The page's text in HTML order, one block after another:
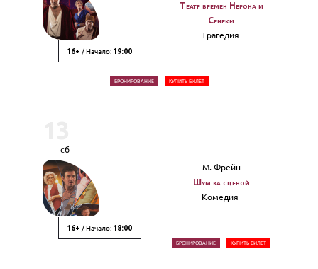
16+ / Начало: 19:00
Театр времён Нерона и
Сенеки
Трагедия
БРОНИРОВАНИЕ КУПИТЬ БИЛЕТ
сб
16+ / Начало: 18:00
М. Фрейн
Шум за сценой
Комедия
БРОНИРОВАНИЕ КУПИТЬ БИЛЕТ